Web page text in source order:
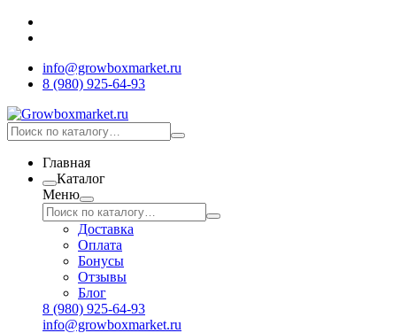
info@growboxmarket.ru
8 (980) 925-64-93
Главная
Каталог
Меню
Доставка
Оплата
Бонусы
Отзывы
Блог
8 (980) 925-64-93
info@growboxmarket.ru